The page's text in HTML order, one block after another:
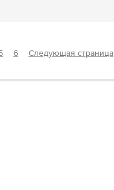
6 Следующая страница